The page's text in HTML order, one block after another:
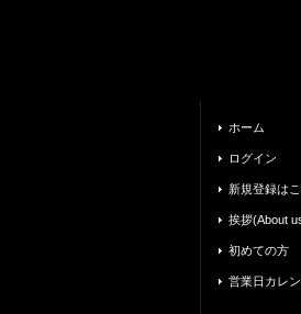
ホーム
ログイン
新規登録は
挨拶(About us
初めての方
営業日カレ